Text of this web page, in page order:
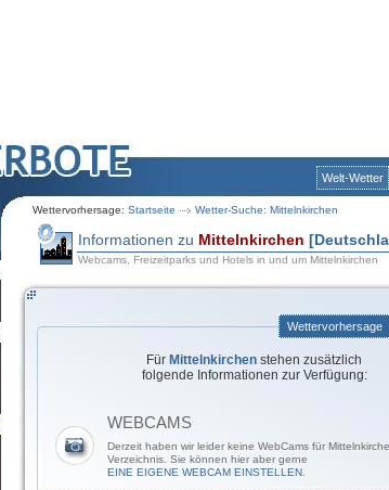
Welt-Wetter
Wettervorhersage: Startseite Wetter-Suche: Mittelnkirchen
Informationen zu Mittelnkirchen
Webcams, Freizeitparks und Hotels in und um Mittelnkirchen
Wettervorhersage
Für Mittelnkirchen stehen zusätzlich
folgende Informationen zur Verfügung:
WEBCAMS
Derzeit haben wir leider keine WebCams für
Verzeichnis. Sie können hier aber gerne
EINE EIGENE WEBCAM EINSTELLEN.